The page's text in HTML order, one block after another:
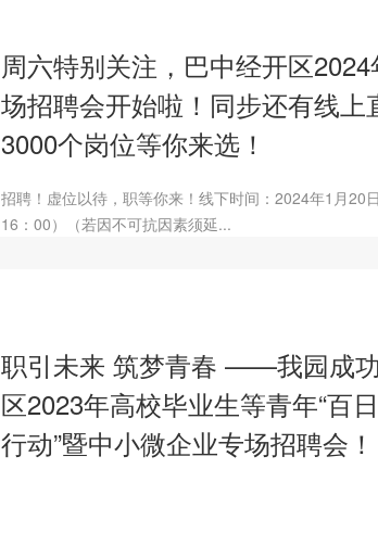
周六特别关注，巴中经开区
场招聘会开始啦！同步还有线上
3000个岗位等你来选！
招聘！虚位以待，职等你来！线下时间：2024年1月20
16：00）（若因不可抗因素须延...
职引未来 筑梦青春 ——我园成
区2023年高校毕业生等青年“百
行动”暨中小微企业专场招聘会！